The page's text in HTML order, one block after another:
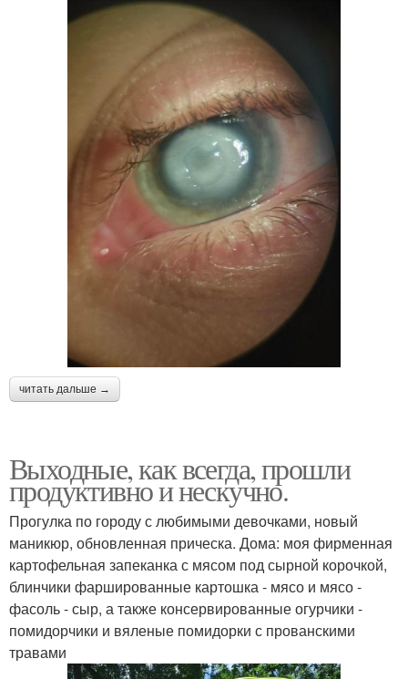
читать дальше →
Выходные, как всегда, прошли
продуктивно и нескучно.
Прогулка по городу с любимыми девочками, новый
маникюр, обновленная прическа. Дома: моя фирменная
картофельная запеканка с мясом под сырной корочкой,
блинчики фаршированные картошка - мясо и мясо -
фасоль - сыр, а также консервированные огурчики -
помидорчики и вяленые помидорки с прованскими
травами